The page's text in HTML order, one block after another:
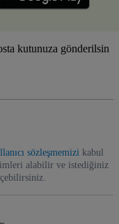
kutunuza gönderilsin
sözleşmemizikabul
alabilir ve istediğiniz